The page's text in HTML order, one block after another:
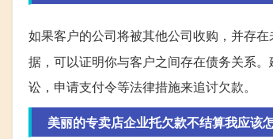
如果客户的公司将被其他公司收购，并存
据，可以证明你与客户之间存在债务关系
讼，申请支付令等法律措施来追讨欠款。
美丽的专卖店企业托欠款不结算我应该